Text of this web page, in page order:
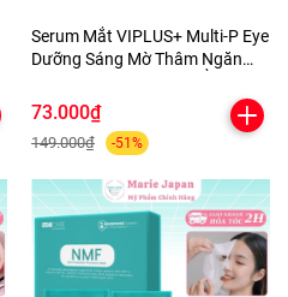
Serum Mắt VIPLUS+ Multi-P Eye
Dưỡng Sáng Mờ Thâm Ngăn
10ml
73.000₫
149.000₫ -51%